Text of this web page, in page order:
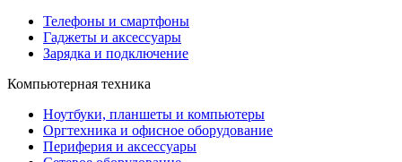
Телефоны и смартфоны
Гаджеты и аксессуары
Зарядка и подключение
Компьютерная техника
Ноутбуки, планшеты и компьютеры
Оргтехника и офисное оборудование
Периферия и аксессуары